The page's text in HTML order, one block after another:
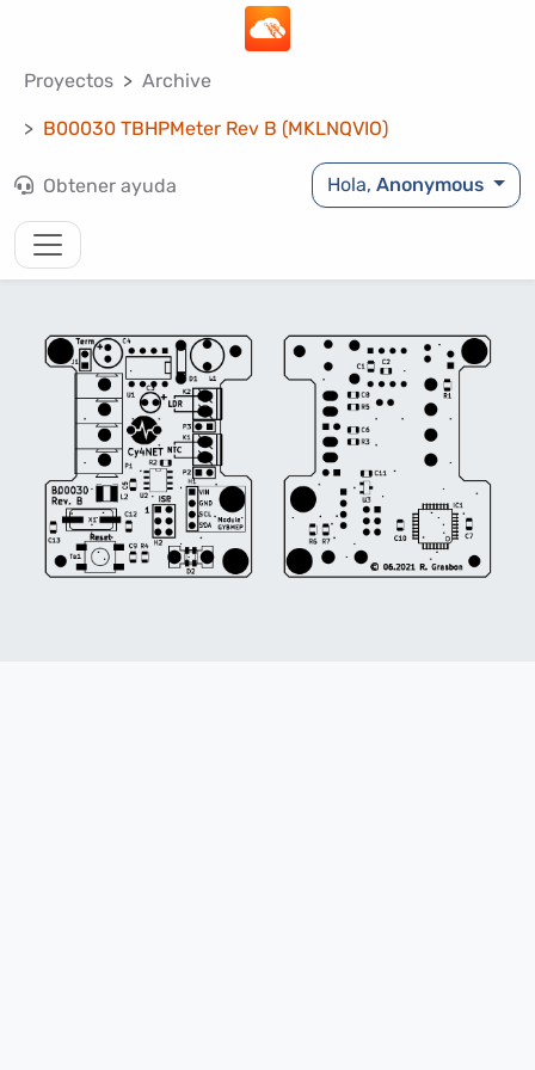
Proyectos Archive
B00030 TBHPMeter Rev B (MKLNQVIO)
Obtener ayuda Hola,Anonymous